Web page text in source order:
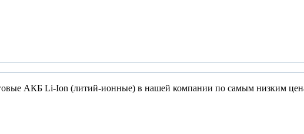
АКБ Li-Ion (литий-ионные) в нашей компании по самым низким